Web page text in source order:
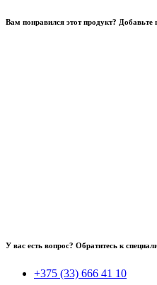
Вам понравился этот продукт? Добавьте
У вас есть вопрос? Обратитесь к
+375 (33) 666 41 10